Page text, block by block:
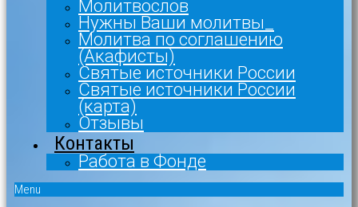
Молитвослов
Нужны Ваши молитвы_
Молитва по соглашению
(Акафисты)
Святые источники России
Святые источники России
(карта)
Отзывы
Контакты
Работа в Фонде
Menu